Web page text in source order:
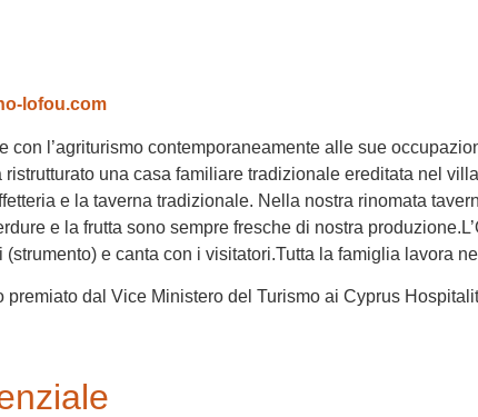
lofou.com
l’agriturismo contemporaneamente alle sue
una casa familiare tradizionale ereditata nel
e la taverna tradizionale. Nella nostra rinomata
e la frutta sono sempre fresche di nostra
e canta con i visitatori.Tutta la famiglia lavora
dal Vice Ministero del Turismo ai Cyprus